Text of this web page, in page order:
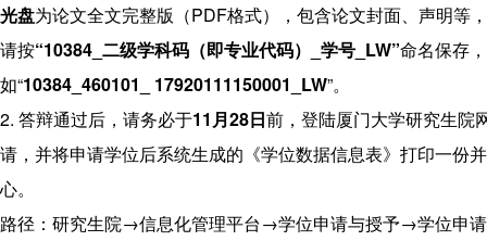
光盘为论文全文完整版（PDF格式），包含论文封面、声明等
请按“10384_ 二级学科码（即专业代码） 学号 _LW”命名保存，
如“10384_460101_ 17920111150001_LW”。
2. 答辩通过后，请务必于11 月28日前，登陆厦门大学研究生院
请，并将申请学位后系统生成的《学位数据信息表》打印一份
心。
路径：研究生院→信息化管理平台→学位申请与授予→学位申